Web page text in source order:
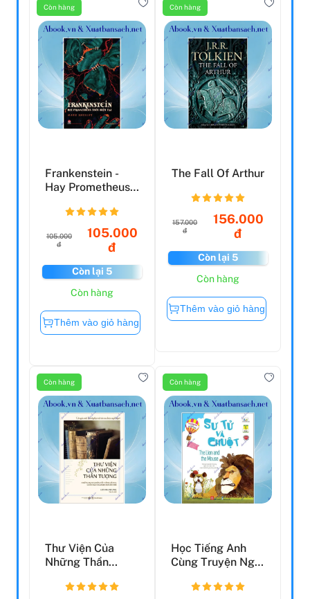
Còn hàng
Frankenstein -
Hay Prometheus
105.000
đ
105.000
đ
Còn lại 5
Còn hàng
Thêm vào giỏ hàng
Còn hàng
The Fall Of Arthur
157.000
đ
156.000
đ
Còn lại 5
Còn hàng
Thêm vào giỏ hàng
Còn hàng
Thư Viện Của
Những Thần
Còn hàng
Học Tiếng Anh
Cùng Truyện Ngụ
Tử V...